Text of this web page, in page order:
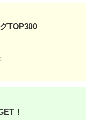
県 吉田
静岡 鰻
16,000
TOP300
！